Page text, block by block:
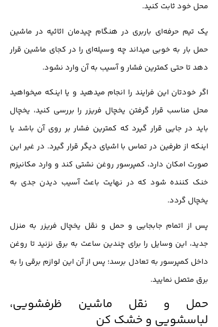
محل خود ثابت کنید.
یک تیم حرفه‌ای باربری در هنگام چیدمان اثاثیه در ماشین
حمل بار به خوبی میداند چه وسیله‌ای را در کجای ماشین قرار
دهد تا حتی کمترین فشار و آسیب به آن وارد نشود.
اگر خودتان این فرایند را انجام میدهید و یا اینکه میخواهید
محل مناسب قرار گرفتن یخچال فریزر را بررسی کنید، یخچال
باید در جایی قرار گیرد که کمترین فشار بر روی آن باشد یا
اینکه از طرفین در تماس با اشیای دیگر قرار گیرد. در غیر این
صورت امکان دارد، کمپرسور روغن نشتی کند و وارد مکانیزم
خنک کننده شود که در نهایت باعث آسیب دیدن جدی به
یخچال گردد.
پس از اتمام جابجایی و حمل و نقل یخچال فریزر به منزل
جدید، این وسایل را برای چندین ساعت به برق نزنید تا روغن
داخل کمپرسور به تعادل برسد؛ پس از آن این لوازم برقی را به
برق متصل نمایید.
حمل و نقل ماشین ظرفشویی،
لباسشویی و خشک کن